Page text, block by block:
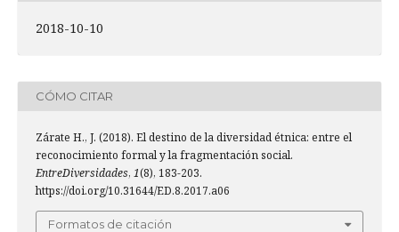
2018-10-10
CÓMO CITAR
Zárate H., J. (2018). El destino de la diversidad étnica: entre el
reconocimiento formal y la fragmentación social.
EntreDiversidades, 1(8), 183-203.
https://doi.org/10.31644/ED.8.2017.a06
Formatos de citación